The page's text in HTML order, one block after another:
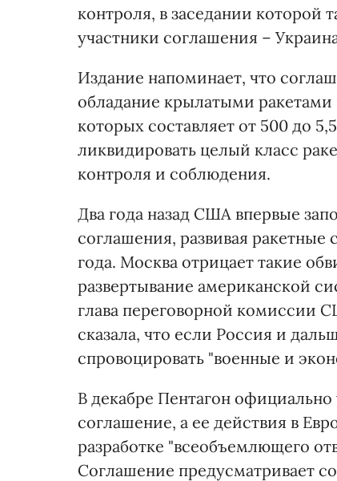
контроля, в заседании которой
участники соглашения –
Издание напоминает, что
обладание крылатыми ракетами
которых составляет от 500 до
ликвидировать целый класс
контроля и соблюдения.
Два года назад США впервые
соглашения, развивая
года. Москва отрицает такие
развертывание американской
глава переговорной комиссии
сказала, что если Россия и
спровоцировать "военные и
В декабре Пентагон
соглашение, а ее действия в
разработке "всеобъемлющего
Соглашение предусматривает